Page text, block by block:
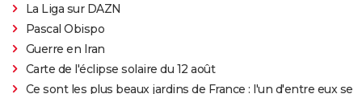
La Liga sur DAZN
Pascal Obispo
Guerre en Iran
Carte de l'éclipse solaire du 12 août
Ce sont les plus beaux jardins de France : l'un d'entre eux se